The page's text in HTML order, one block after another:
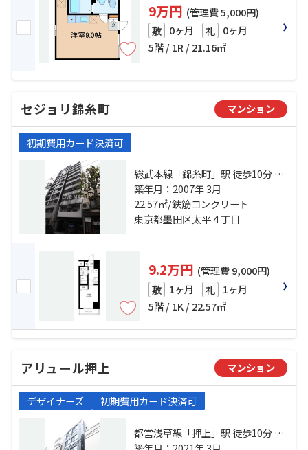
9万円 (管理費 5,000円)
敷 0ヶ月 礼 0ヶ月
5階 / 1R / 21.16㎡
セジョリ錦糸町 マンション
初期費用カード決済可
総武本線「錦糸町」駅 徒歩10分 総
武線「亀戸」駅 徒歩15分 半蔵門線
「押上」駅 徒歩17分
築年月：2007年 3月
22.57㎡/鉄筋コンクリート
東京都墨田区太平４丁目
9.2万円 (管理費 9,000円)
敷 1ヶ月 礼 1ヶ月
5階 / 1K / 22.57㎡
アリュール押上 マンション
デザイナーズ 初期費用カード決済可
都営浅草線「押上」駅 徒歩10分 半